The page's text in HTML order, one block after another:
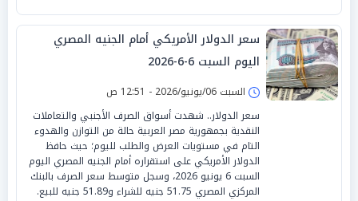
سعر الدولار الأمريكي أمام الجنيه المصري
اليوم السبت 6-6-2026
السبت 06/يونيو/2026 - 12:51 ص
سعر الدولار.. شهدت أسواق الصرف الأجنبي والتعاملات
النقدية بجمهورية مصر العربية حالة من التوازن والهدوء
التام في مستويات العرض والطلب لليوم؛ حيث حافظ
الدولار الأمريكي على استقراره أمام الجنيه المصري اليوم
السبت 6 يونيو 2026، وسجل متوسط سعر الصرف بالبنك
المركزي المصري 51.75 جنيه للشراء و51.89 جنيه للبيع.